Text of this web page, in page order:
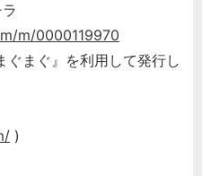
m/0000119970
ぐまぐ』を利用して発行し
)